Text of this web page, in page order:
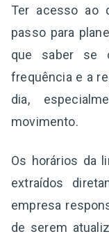
Ter acesso ao
passo para
que saber se
frequência e a
dia,
movimento.
Os horários da
extraídos
empresa
de serem